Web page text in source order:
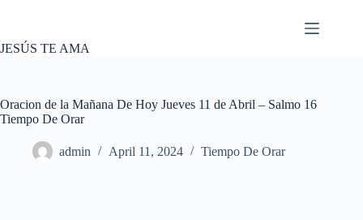
JESÚS TE AMA
Oracion de la Mañana De Hoy Jueves 11 de Abril – Salmo 16
Tiempo De Orar
admin April 11, 2024 Tiempo De Orar